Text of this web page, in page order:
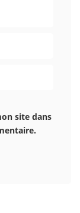
site dans